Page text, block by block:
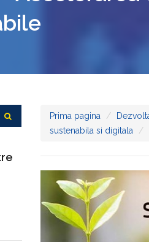
Prima pagina
sustenabila si digitala